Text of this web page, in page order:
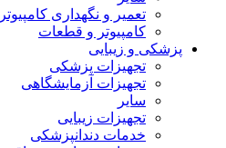
تعمیر و نگهداری کامپیوتر
کامپیوتر و قطعات
پزشکی و زیبایی
تجهیزات پزشکی
تجهیزات آزمایشگاهی
سایر
تجهیزات زیبایی
خدمات دندانپزشکی